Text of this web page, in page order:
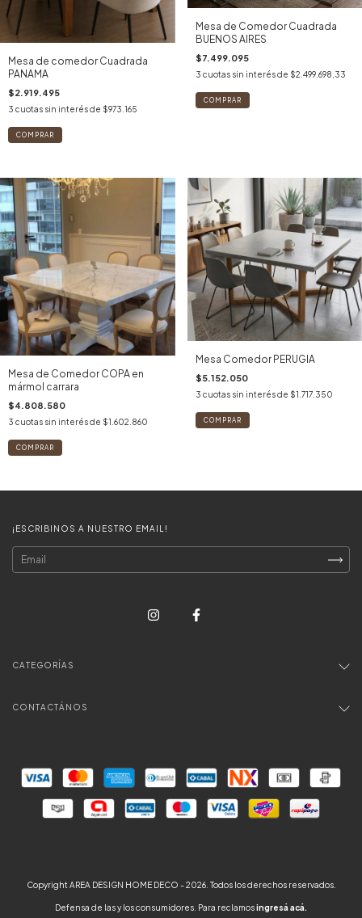
Mesa de comedor Cuadrada
PANAMA
$2.919.495
3 cuotas sin interés de $973.165
Mesa de Comedor Cuadrada
BUENOS AIRES
$7.499.095
3 cuotas sin interés de $2.499.698,33
Mesa de Comedor COPA en
mármol carrara
$4.808.580
3 cuotas sin interés de $1.602.860
Mesa Comedor PERUGIA
$5.152.050
3 cuotas sin interés de $1.717.350
¡ESCRIBINOS A NUESTRO EMAIL!
CATEGORÍAS
CONTACTÁNOS
Copyright AREA DESIGN HOME DECO - 2026. Todos los derechos reservados.
Defensa de las y los consumidores. Para reclamosingresá acá.